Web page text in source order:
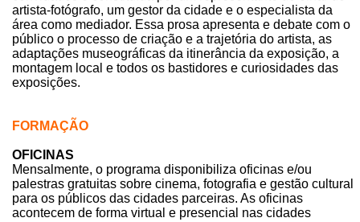
artista-fotógrafo, um gestor da cidade e o especialista da
área como mediador. Essa prosa apresenta e debate com o
público o processo de criação e a trajetória do artista, as
adaptações museográficas da itinerância da exposição, a
montagem local e todos os bastidores e curiosidades das
exposições.
FORMAÇÃO
OFICINAS
Mensalmente, o programa disponibiliza oficinas e/ou
palestras gratuitas sobre cinema, fotografia e gestão cultural
para os públicos das cidades parceiras. As oficinas
acontecem de forma virtual e presencial nas cidades